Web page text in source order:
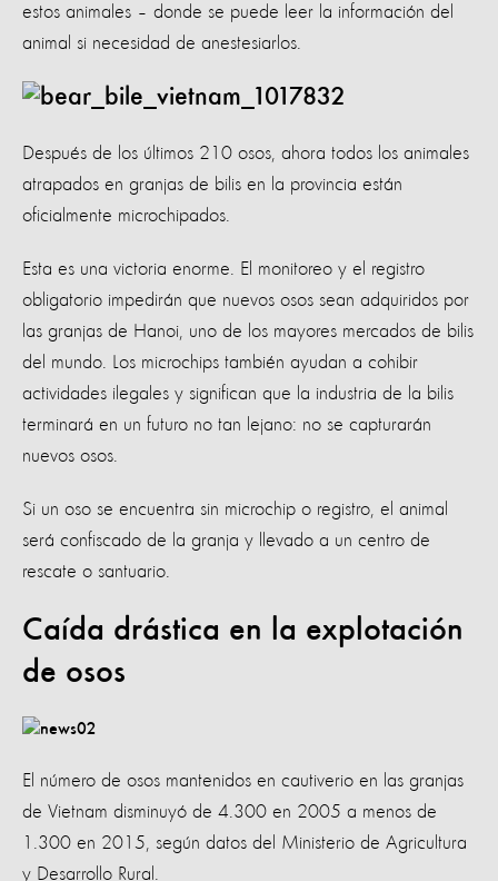
estos animales – donde se puede leer la información del
animal si necesidad de anestesiarlos.
Después de los últimos 210 osos, ahora todos los animales
atrapados en granjas de bilis en la provincia están
oficialmente microchipados.
Esta es una victoria enorme. El monitoreo y el registro
obligatorio impedirán que nuevos osos sean adquiridos por
las granjas de Hanoi, uno de los mayores mercados de bilis
del mundo. Los microchips también ayudan a cohibir
actividades ilegales y significan que la industria de la bilis
terminará en un futuro no tan lejano: no se capturarán
nuevos osos.
Si un oso se encuentra sin microchip o registro, el animal
será confiscado de la granja y llevado a un centro de
rescate o santuario.
Caída drástica en la explotación
de osos
El número de osos mantenidos en cautiverio en las granjas
de Vietnam disminuyó de 4.300 en 2005 a menos de
1.300 en 2015, según datos del Ministerio de Agricultura
y Desarrollo Rural.